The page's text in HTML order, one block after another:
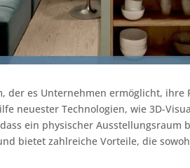
der es Unternehmen ermöglicht,
neuester Technologien, wie 3D-
ein physischer
bietet zahlreiche Vorteile, die